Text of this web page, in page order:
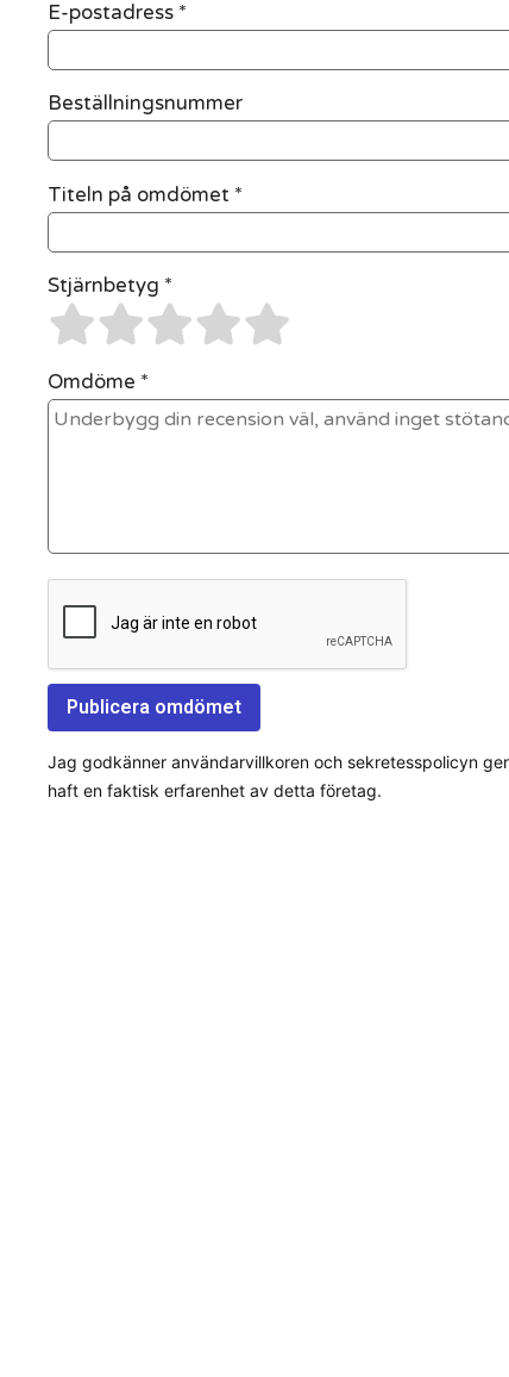
E-postadress *
Beställningsnummer
Titeln på omdömet *
Stjärnbetyg *
Omdöme *
Jag godkänner användarvillkoren och sekretesspolicyn
haft en faktisk erfarenhet av detta företag.